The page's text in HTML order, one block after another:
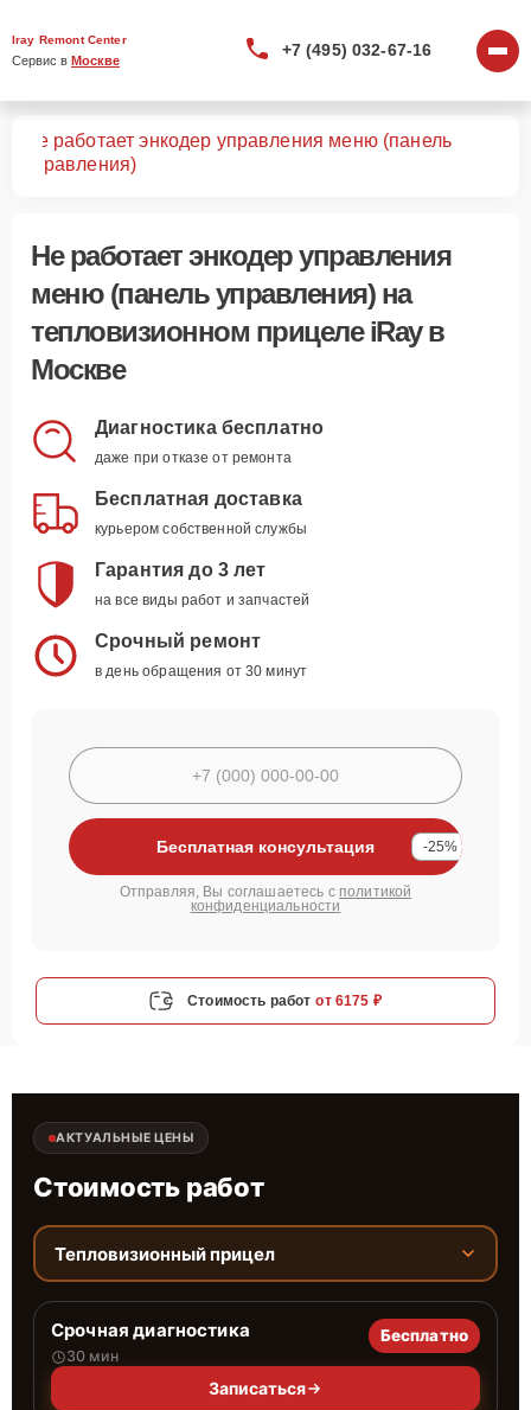
Iray Remont Center
Сервис в Москве
+7 (495) 032-67-16
Не работает энкодер управления меню (панель
управления)
Не работает энкодер управления
меню (панель управления) на
тепловизионном прицеле iRay в
Москве
Диагностика бесплатно
даже при отказе от ремонта
Бесплатная доставка
курьером собственной службы
Гарантия до 3 лет
на все виды работ и запчастей
Срочный ремонт
в день обращения от 30 минут
Бесплатная консультация -25%
Отправляя, Вы соглашаетесь с политикой
конфиденциальности
Стоимость работ от 6175 ₽
АКТУАЛЬНЫЕ ЦЕНЫ
Стоимость работ
Тепловизионный прицел
Срочная диагностика
30 мин
Бесплатно
Записаться